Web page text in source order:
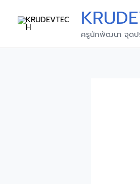
content
ครูนักพัฒนา จุดปร